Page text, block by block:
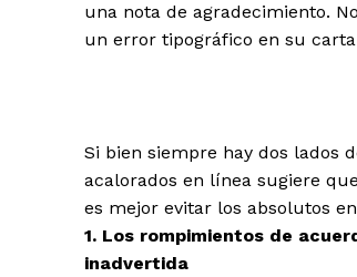
una nota de agradecimiento.
un error tipográfico en su
Si bien siempre hay dos lados
acalorados en línea sugiere
es mejor evitar los absolutos
1. Los rompimientos de
inadvertida